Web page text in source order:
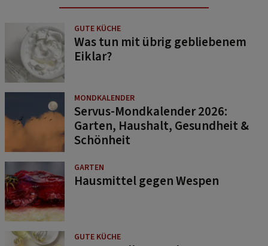
GUTE KÜCHE
Was tun mit übrig gebliebenem
Eiklar?
MONDKALENDER
Servus-Mondkalender 2026:
Garten, Haushalt, Gesundheit &
Schönheit
GARTEN
Hausmittel gegen Wespen
GUTE KÜCHE